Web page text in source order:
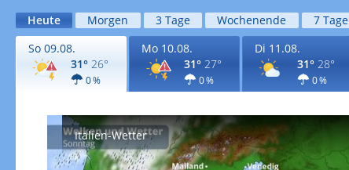
Heute Morgen 3 Tage Wochenende 7 Tage
So 09.08.
31° 26°
0 %
Mo 10.08.
31° 27°
0 %
Di 11.08.
31° 28°
0 %
Italien-Wetter